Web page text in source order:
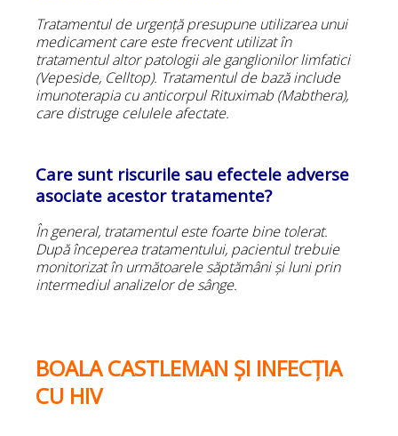
Tratamentul de urgență presupune utilizarea unui
medicament care este frecvent utilizat în
tratamentul altor patologii ale ganglionilor limfatici
(Vepeside, Celltop). Tratamentul de bază include
imunoterapia cu anticorpul Rituximab (Mabthera),
care distruge celulele afectate.
Care sunt riscurile sau efectele adverse
asociate acestor tratamente?
În general, tratamentul este foarte bine tolerat.
După începerea tratamentului, pacientul trebuie
monitorizat în următoarele săptămâni și luni prin
intermediul analizelor de sânge.
BOALA CASTLEMAN ȘI INFECȚIA
CU HIV